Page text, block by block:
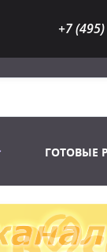
+7
ГОТОВЫЕ